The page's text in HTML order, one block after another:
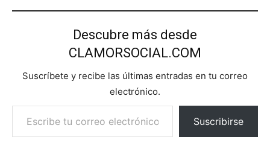
Descubre más desde
CLAMORSOCIAL.COM
Suscríbete y recibe las últimas entradas en tu correo
electrónico.
Escribe tu correo electrónico…
Suscribirse